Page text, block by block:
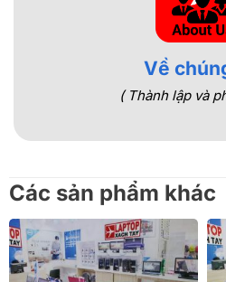
Về
( Thành lập và
Các sản phẩm khác